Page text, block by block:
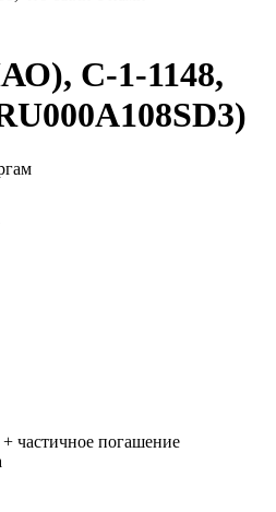
С-1-1148,
частичное погашение